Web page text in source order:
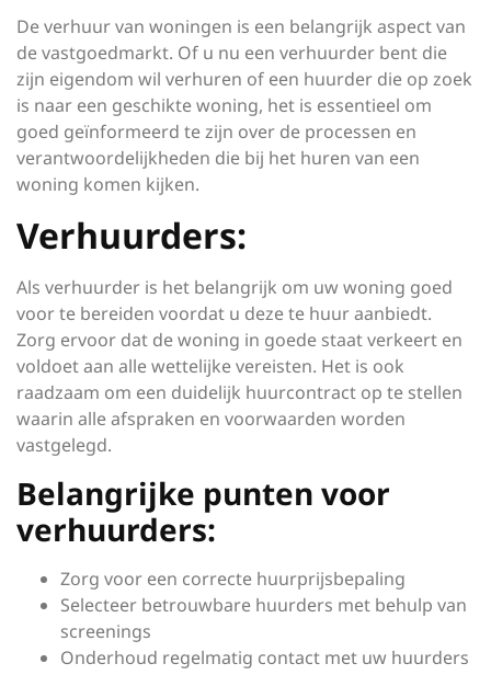
De verhuur van woningen is een belangrijk aspect van
de vastgoedmarkt. Of u nu een verhuurder bent die
zijn eigendom wil verhuren of een huurder die op zoek
is naar een geschikte woning, het is essentieel om
goed geïnformeerd te zijn over de processen en
verantwoordelijkheden die bij het huren van een
woning komen kijken.
Verhuurders:
Als verhuurder is het belangrijk om uw woning goed
voor te bereiden voordat u deze te huur aanbiedt.
Zorg ervoor dat de woning in goede staat verkeert en
voldoet aan alle wettelijke vereisten. Het is ook
raadzaam om een duidelijk huurcontract op te stellen
waarin alle afspraken en voorwaarden worden
vastgelegd.
Belangrijke punten voor
verhuurders:
Zorg voor een correcte huurprijsbepaling
Selecteer betrouwbare huurders met behulp van
screenings
Onderhoud regelmatig contact met uw huurders